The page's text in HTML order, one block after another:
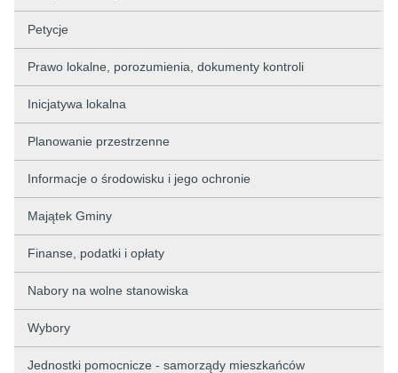
Petycje
Prawo lokalne, porozumienia, dokumenty kontroli
Inicjatywa lokalna
Planowanie przestrzenne
Informacje o środowisku i jego ochronie
Majątek Gminy
Finanse, podatki i opłaty
Nabory na wolne stanowiska
Wybory
Jednostki pomocnicze - samorządy mieszkańców